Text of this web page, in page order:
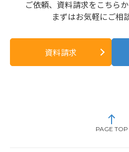
ご依頼、資料請求をこちらか
まずはお気軽にご相
資料請求
PAGE TOP